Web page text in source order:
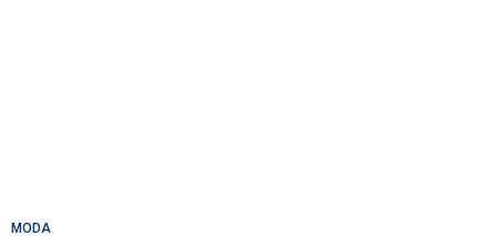
MODA